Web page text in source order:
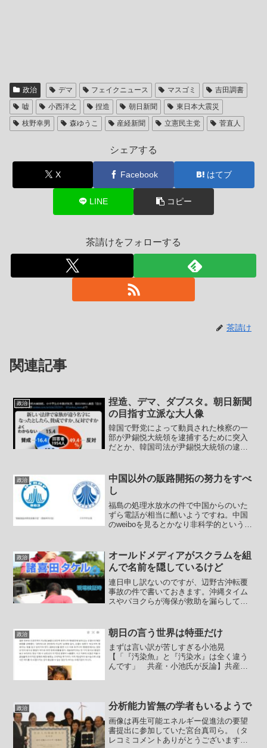
政治 デマ フェイクニュース マスゴミ
吉田調書
嘘
小西洋之 捏造 朝日新聞
東日本大震災
枝野幸男
森ゆうこ 産経新聞 立憲民主党 菅直人
シェアする
X Facebook はてブ
LINE コピー
茶請けをフォローする
茶請け
関連記事
政治
捏造、デマ、ダブスタ。朝日新聞
の目指す立派な大人像
韓国で野党によって動員された検察の一
部が尹錫悦大統領を逮捕するために突入
だとか、韓国司法が尹錫悦大統領の逮捕
日本のマスゴミから客観的情報を得るこ
とはほぼ不可能です。今回...
政治
中国以外の販路開拓の努力をすべ
し
福島の処理水放水の件で中国からのいた
ずら電話が相当に酷いようですね。中国
のweiboを見るとかなり非科学的というか
の悪い話が飛び交っています。中国共産
党主導でデマを垂れ...
政治
オールドメディアがスクラムを組
んで名前を隠しているけど
連日申し訳ないのですが、辺野古沖転覆
事故の件で書いておきます。沖縄タイム
スやパヨクらが海保が救助を漏らしてい
います。海保が70分間放置したのではあ
りません。70分後に女...
政治 朝日の言う世界は特亜だけ
まずは言い訳が苦しすぎる小池晃
【「『汚染魚』と『汚染水』は全く違う
んです」 共産・小池氏が反論】共産党
視しつつ、「汚染水」との表現は使...
政治 分析能力皆無の学者もいるようで
画像は再生可能エネルギー促進法の要望
書提出に参加していた宮台真司ら。（タ
レコミコメントありがとうございます）